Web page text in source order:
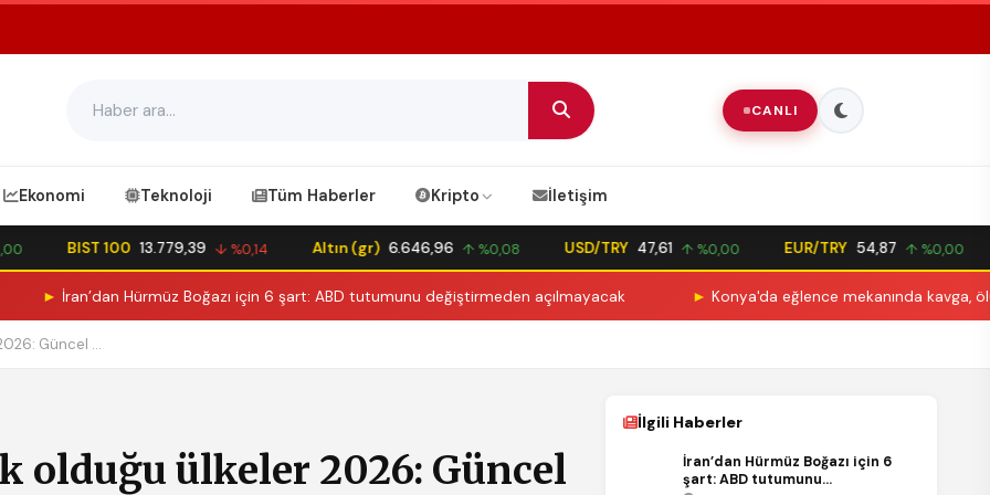
CANLI
Ekonomi Teknoloji Tüm Haberler Kripto İletişim
BIST 100 13.779,39 ↓ %0,14 Altın (gr) 6.646,96 ↑ %0,08 USD/TRY 47,61 ↑ %0,00 EUR/TRY 54,87 ↑ %0,00
İran’dan Hürmüz Boğazı için 6 şart: ABD tutumunu değiştirmeden açılmayacak Konya'da eğlence mekanında kavga, ölümle
Güncel ...
olduğu ülkeler 2026: Güncel
İlgili Haberler
İran’dan Hürmüz Boğazı için 6
şart: ABD tutumunu